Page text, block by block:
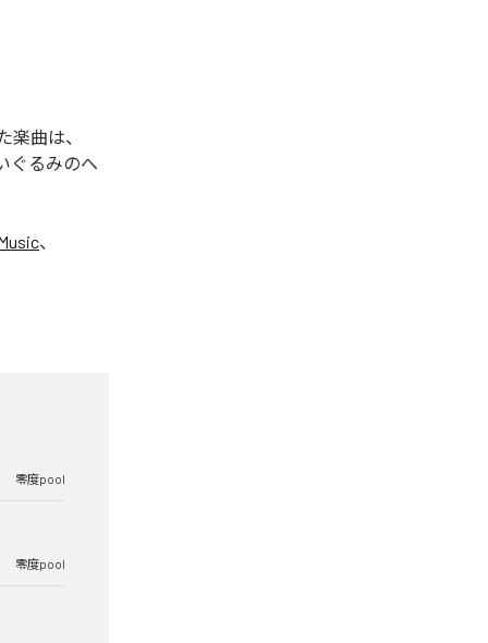
楽曲は、
ぐるみのへ
、
零度pool
零度pool